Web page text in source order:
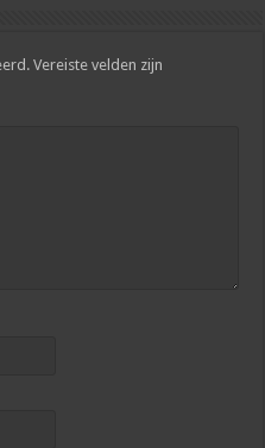
Vereiste velden zijn